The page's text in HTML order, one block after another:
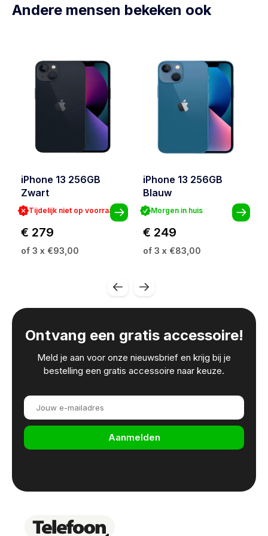
Andere mensen bekeken ook
iPhone 13 256GB
Zwart
Tijdelijk niet op voorraad
€ 279
of 3 x €93,00
iPhone 13 256GB
Blauw
Morgen in huis
€ 249
of 3 x €83,00
Ontvang een gratis accessoire!
Meld je aan voor onze nieuwsbrief en krijg bij je
bestelling een gratis accessoire naar keuze.
Aanmelden